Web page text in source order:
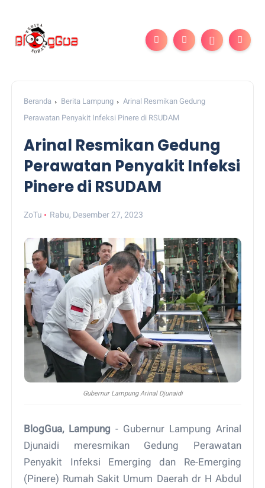
Beranda Berita Lampung
Arinal Resmikan Gedung
Perawatan Penyakit Infeksi Pinere di RSUDAM
Arinal Resmikan Gedung
Perawatan Penyakit Infeksi
Pinere di RSUDAM
ZoTu Rabu, Desember 27, 2023
Gubernur Lampung Arinal Djunaidi
BlogGua, Lampung - Gubernur Lampung Arinal
Djunaidi meresmikan Gedung Perawatan
Penyakit Infeksi Emerging dan Re-Emerging
(Pinere) Rumah Sakit Umum Daerah dr H Abdul